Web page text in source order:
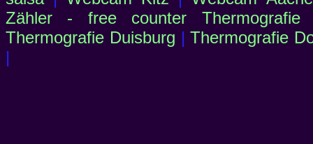
Zähler - free counter Thermografie
Thermografie Duisburg |Thermografie
|